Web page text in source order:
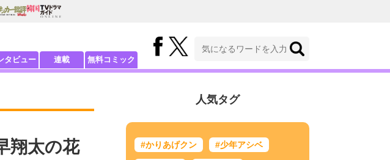
タビュー 連載 無料コミック
翔太の花
人気タグ
#かりあげクン #少年アシベ